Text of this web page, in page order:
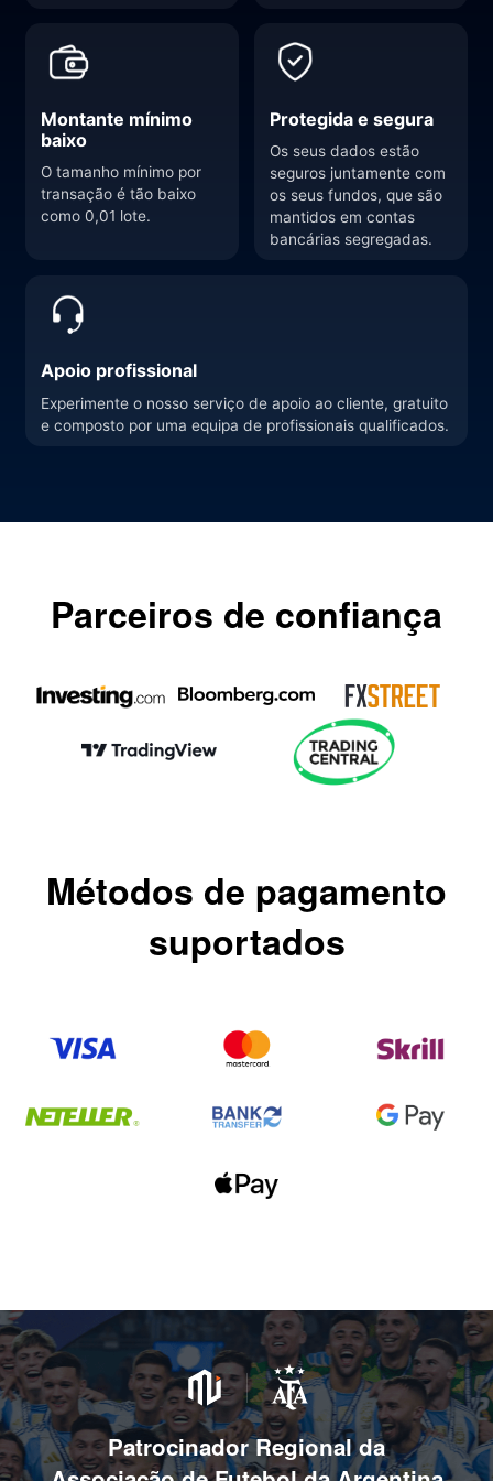
Montante mínimo
baixo
O tamanho mínimo por
transação é tão baixo
como 0,01 lote.
Protegida e segura
Os seus dados estão
seguros juntamente com
os seus fundos, que são
mantidos em contas
bancárias segregadas.
Apoio profissional
Experimente o nosso serviço de apoio ao cliente, gratuito
e composto por uma equipa de profissionais qualificados.
Parceiros de confiança
Métodos de pagamento
suportados
Patrocinador Regional da